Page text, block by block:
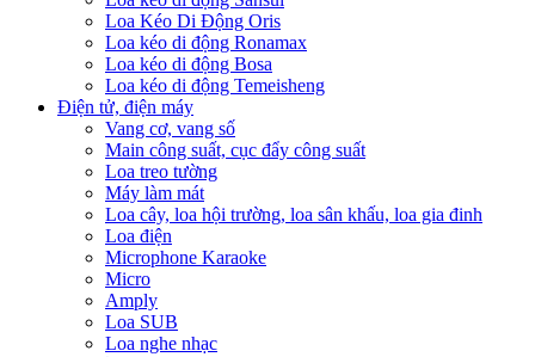
Loa Kéo Di Động Oris
Loa kéo di động Ronamax
Loa kéo di động Bosa
Loa kéo di động Temeisheng
Điện tử, điện máy
Vang cơ, vang số
Main công suất, cục đẩy công suất
Loa treo tường
Máy làm mát
Loa cây, loa hội trường, loa sân khấu, loa gia đinh
Loa điện
Microphone Karaoke
Micro
Amply
Loa SUB
Loa nghe nhạc